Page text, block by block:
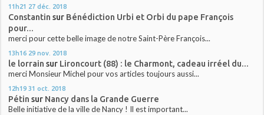
11h21 27 déc. 2018
Constantin sur Bénédiction Urbi et Orbi du pape François
pour...
merci pour cette belle image de notre Saint-Père François...
13h16 29 nov. 2018
le lorrain sur Lironcourt (88) : le Charmont, cadeau irréel du...
merci Monsieur Michel pour vos articles toujours aussi...
12h19 31 oct. 2018
Pétin sur Nancy dans la Grande Guerre
Belle initiative de la ville de Nancy ! Il est important...